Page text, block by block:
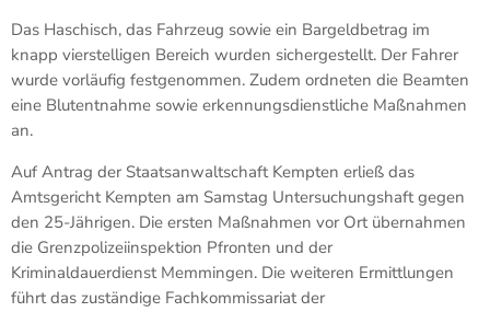
Das Haschisch, das Fahrzeug sowie ein Bargeldbetrag im
knapp vierstelligen Bereich wurden sichergestellt. Der Fahrer
wurde vorläufig festgenommen. Zudem ordneten die Beamten
eine Blutentnahme sowie erkennungsdienstliche Maßnahmen
an.
Auf Antrag der Staatsanwaltschaft Kempten erließ das
Amtsgericht Kempten am Samstag Untersuchungshaft gegen
den 25-Jährigen. Die ersten Maßnahmen vor Ort übernahmen
die Grenzpolizeiinspektion Pfronten und der
Kriminaldauerdienst Memmingen. Die weiteren Ermittlungen
führt das zuständige Fachkommissariat der